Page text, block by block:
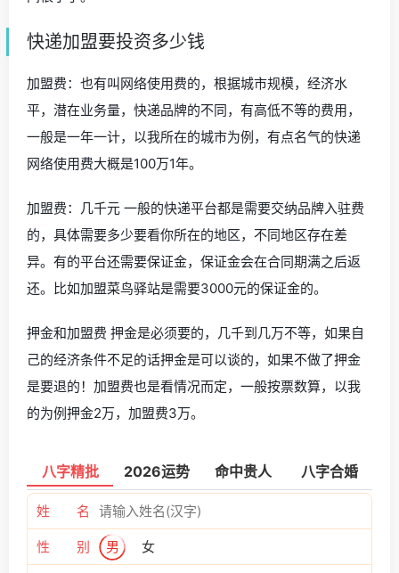
快递加盟要投资多少钱
加盟费：也有叫网络使用费的，根据城市规模，经济水
平，潜在业务量，快递品牌的不同，有高低不等的费用，
一般是一年一计，以我所在的城市为例，有点名气的快递
网络使用费大概是100万1年。
加盟费：几千元 一般的快递平台都是需要交纳品牌入驻费
的，具体需要多少要看你所在的地区，不同地区存在差
异。有的平台还需要保证金，保证金会在合同期满之后返
还。比如加盟菜鸟驿站是需要3000元的保证金的。
押金和加盟费 押金是必须要的，几千到几万不等，如果自
己的经济条件不足的话押金是可以谈的，如果不做了押金
是要退的！加盟费也是看情况而定，一般按票数算，以我
的为例押金2万，加盟费3万。
八字精批 2026运势 命中贵人 八字合婚
姓 名
性 别 男 女